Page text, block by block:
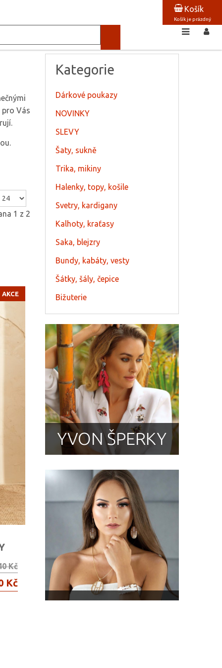
Košík
Košík je prázdný
pro Vás
1 z 2
AKCE
Kč
Kč
Kategorie
Dárkové poukazy
NOVINKY
SLEVY
Šaty, sukně
Trika, mikiny
Halenky, topy, košile
Svetry, kardigany
Kalhoty, kraťasy
Saka, blejzry
Bundy, kabáty, vesty
Šátky, šály, čepice
Bižuterie
YVON ŠPERKY